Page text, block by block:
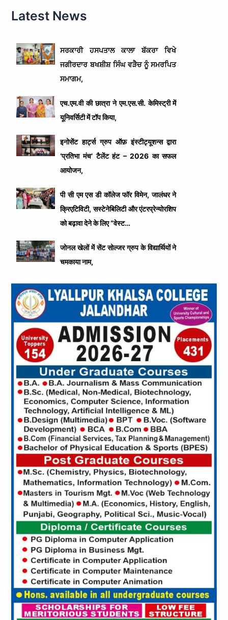
Latest News
ਸਰਕਾਰੀ ਹਸਪਤਾਲ ਕਾਲਾ ਬੱਕਰਾ ਵਿਖੇ
ਜਗੀਰਦਾਰ ਬਖਸ਼ੀਸ਼ ਸਿੰਘ ਵੜੈਚ ਨੂੰ ਸਮਰਪਿਤ
ਸਮਾਗਮ,
एच.एम.वी की छात्रा ने एम.एस.सी. केमिस्ट्री में
यूनिवर्सिटी में टॉप किया,
इनोसेंट हार्ट्स ग्रुप ऑफ़ इंस्टीट्यूशन्स द्वारा
‘प्रतिभा मंच’ टैलेंट हंट – 2026 का सफल
आयोजन,
पी सी एम एस डी कॉलेज फॉर विमेन, जालंधर ने
क्रिएटिविटी, सस्टेनेबिलिटी और एंटरप्रेन्योरशिप
को बढ़ावा देने के लिए “वेस्ट…
जोनल खेलों में सेंट सोल्जर ग्रुप के विद्यार्थियों ने
चमकाया नाम,